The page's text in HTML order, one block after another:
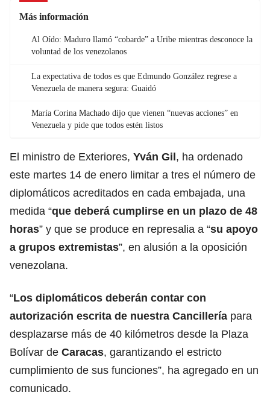
Más información
Al Oído: Maduro llamó “cobarde” a Uribe mientras desconoce la
voluntad de los venezolanos
La expectativa de todos es que Edmundo González regrese a
Venezuela de manera segura: Guaidó
María Corina Machado dijo que vienen “nuevas acciones” en
Venezuela y pide que todos estén listos
El ministro de Exteriores, Yván Gil, ha ordenado
este martes 14 de enero limitar a tres el número de
diplomáticos acreditados en cada embajada, una
medida “que deberá cumplirse en un plazo de 48
horas” y que se produce en represalia a “su apoyo
a grupos extremistas”, en alusión a la oposición
venezolana.
“Los diplomáticos deberán contar con
autorización escrita de nuestra Cancillería para
desplazarse más de 40 kilómetros desde la Plaza
Bolívar de Caracas, garantizando el estricto
cumplimiento de sus funciones”, ha agregado en un
comunicado.